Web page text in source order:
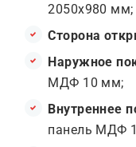
2050x980 мм;
Сторона
Наружное
МДФ 10 мм;
Внутреннее
панель МДФ